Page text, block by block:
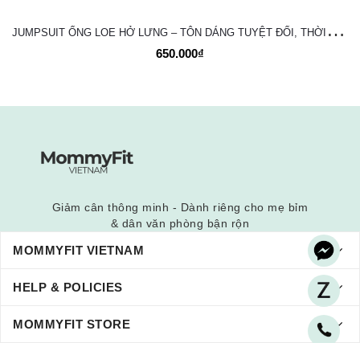
J
UMPSUIT ỐNG LOE HỞ LƯNG – TÔN DÁNG TUYỆT ĐỐI, THỜI TRANG VÀ NĂNG ĐỘNG
650.000₫
Giảm cân thông minh - Dành riêng cho mẹ bỉm
& dân văn phòng bận rộn
MOMMYFIT VIETNAM
HELP & POLICIES
MOMMYFIT STORE